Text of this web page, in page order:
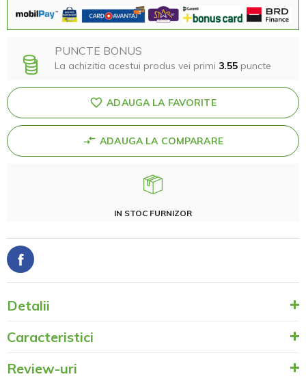
PUNCTE BONUS
La achizitia acestui produs vei primi 3.55 puncte
ADAUGA LA FAVORITE
ADAUGA LA COMPARARE
IN STOC FURNIZOR
Detalii
Caracteristici
Review-uri